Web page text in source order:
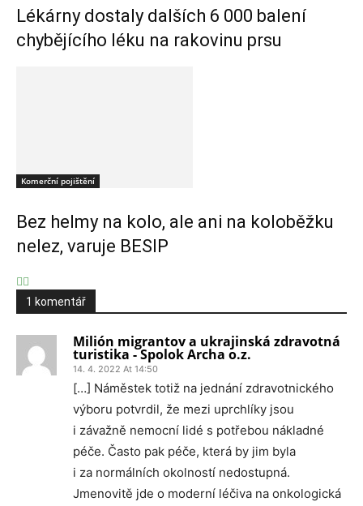
Lékárny dostaly dalších 6 000 balení
chybějícího léku na rakovinu prsu
Komerční pojištění
Bez helmy na kolo, ale ani na koloběžku
nelez, varuje BESIP
1 komentář
Milión migrantov a ukrajinská zdravotná
turistika - Spolok Archa o.z.
14. 4. 2022 At 14:50
[…] Náměstek totiž na jednání zdravotnického
výboru potvrdil, že mezi uprchlíky jsou
i závažně nemocní lidé s potřebou nákladné
péče. Často pak péče, která by jim byla
i za normálních okolností nedostupná.
Jmenovitě jde o moderní léčiva na onkologická